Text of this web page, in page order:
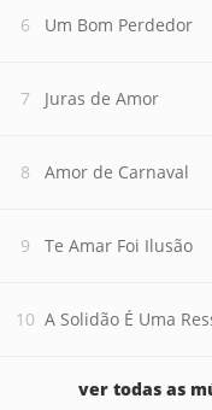
Um Bom Perdedor
Juras de Amor
Amor de Carnaval
Te Amar Foi Ilusão
A Solidão É Uma
ver todas as